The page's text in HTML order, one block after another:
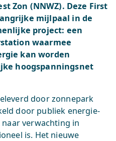
Zon (NNWZ). Deze First
mijlpaal in de
project: een
waarmee
kan worden
hoogspanningsnet
door zonnepark
door publiek energie-
verwachting in
is. Het nieuwe